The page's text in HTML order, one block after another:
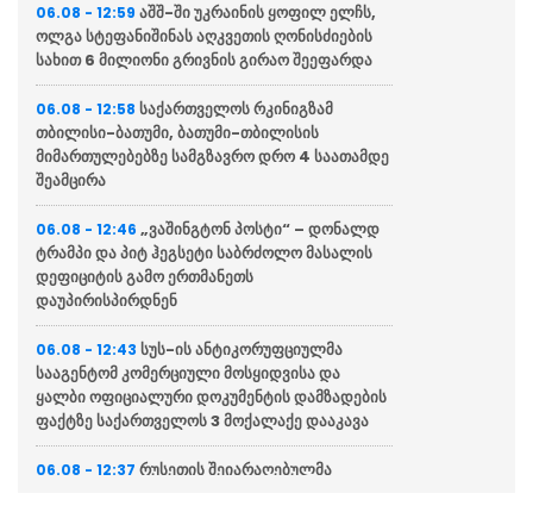
06.08 - 12:59 აშშ-ში უკრაინის ყოფილ ელჩს,
ოლგა სტეფანიშინას აღკვეთის ღონისძიების
სახით 6 მილიონი გრივნის გირაო შეეფარდა
06.08 - 12:58 საქართველოს რკინიგზამ
თბილისი-ბათუმი, ბათუმი-თბილისის
მიმართულებებზე სამგზავრო დრო 4 საათამდე
შეამცირა
06.08 - 12:46 „ვაშინგტონ პოსტი“ – დონალდ
ტრამპი და პიტ ჰეგსეტი საბრძოლო მასალის
დეფიციტის გამო ერთმანეთს
დაუპირისპირდნენ
06.08 - 12:43 სუს-ის ანტიკორუფციულმა
სააგენტომ კომერციული მოსყიდვისა და
ყალბი ოფიციალური დოკუმენტის დამზადების
ფაქტზე საქართველოს 3 მოქალაქე დააკავა
06.08 - 12:37 რუსეთის შეიარაღებულმა